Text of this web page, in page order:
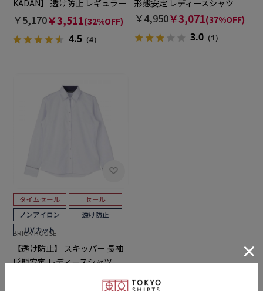
KADAN】 透け防止 レギュラー
長袖 形態安定 レディースシャ
￥5,170￥3,511(32%OFF)
4.5（4）
形態安定 レディースシャツ
￥4,950￥3,071(37%OFF)
3.0 （1）
BRICK HOUSE
【透け防止】 スキッパー 長袖
形態安定 レディースシャツ
(46%OFF)